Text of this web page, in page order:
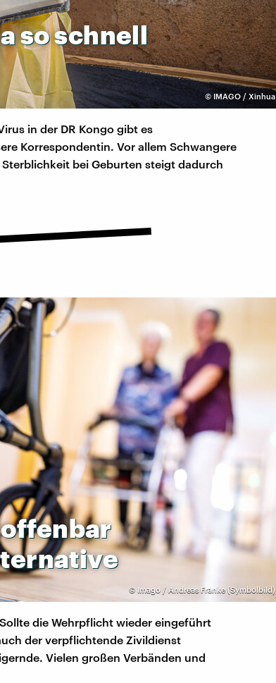
© IMAGO / Xinhua
soschnell
in der DR Kongo gibt es
Korrespondentin. Vor allem Schwangere
bei Geburten steigt dadurch
© Imago / Andreas Franke (Symbolbild)
offenbar
die Wehrpflicht wieder eingeführt
der verpflichtende Zivildienst
Vielen großen Verbänden und